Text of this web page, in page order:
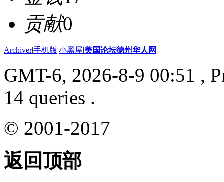
贡献0
Archiver|手机版|小黑屋|美国论坛德州华人网
GMT-6, 2026-8-9 00:51 ,
14 queries .
© 2001-2017
返回顶部